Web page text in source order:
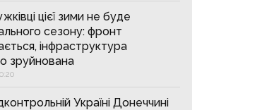
цієї зими не буде
сезону: фронт
інфраструктура
зруйнована
Україні Донеччині